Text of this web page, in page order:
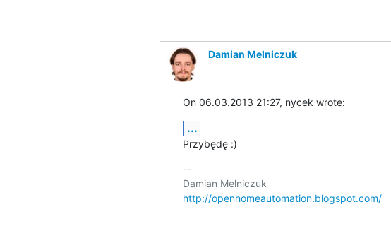
Damian Melniczuk
On 06.03.2013 21:27, nycek wrote:
...
Przybędę :)
--
http://openhomeautomation.blogspot.com/